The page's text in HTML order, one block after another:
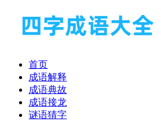
首页
成语解释
成语典故
成语接龙
谜语猜字